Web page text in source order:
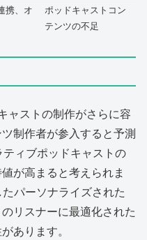
携、オ
ポッドキャストコン
テンツの不足
ャストの制作がさらに容
制作者が参入すると予測
ィブポッドキャストの
が高まると考えられま
パーソナライズされた
リスナーに最適化された
あります。